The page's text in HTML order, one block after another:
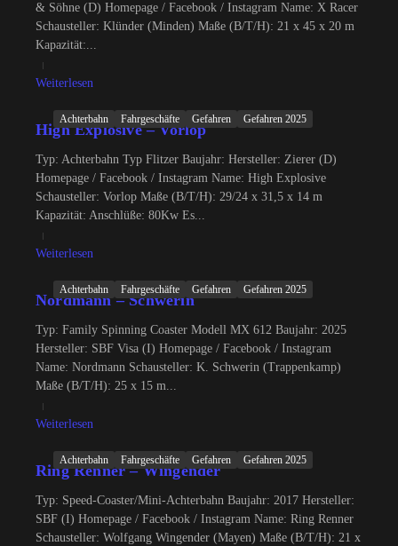
& Söhne (D) Homepage / Facebook / Instagram Name: X Racer
Schausteller: Klünder (Minden) Maße (B/T/H): 21 x 45 x 20 m
Kapazität:...
Weiterlesen
Achterbahn Fahrgeschäfte Gefahren Gefahren 2025
High Explosive – Vorlop
Typ: Achterbahn Typ Flitzer Baujahr: Hersteller: Zierer (D)
Homepage / Facebook / Instagram Name: High Explosive
Schausteller: Vorlop Maße (B/T/H): 29/24 x 31,5 x 14 m
Kapazität: Anschlüße: 80Kw Es...
Weiterlesen
Achterbahn Fahrgeschäfte Gefahren Gefahren 2025
Nordmann – Schwerin
Typ: Family Spinning Coaster Modell MX 612 Baujahr: 2025
Hersteller: SBF Visa (I) Homepage / Facebook / Instagram
Name: Nordmann Schausteller: K. Schwerin (Trappenkamp)
Maße (B/T/H): 25 x 15 m...
Weiterlesen
Achterbahn Fahrgeschäfte Gefahren Gefahren 2025
Ring Renner – Wingender
Typ: Speed-Coaster/Mini-Achterbahn Baujahr: 2017 Hersteller:
SBF (I) Homepage / Facebook / Instagram Name: Ring Renner
Schausteller: Wolfgang Wingender (Mayen) Maße (B/T/H): 21 x